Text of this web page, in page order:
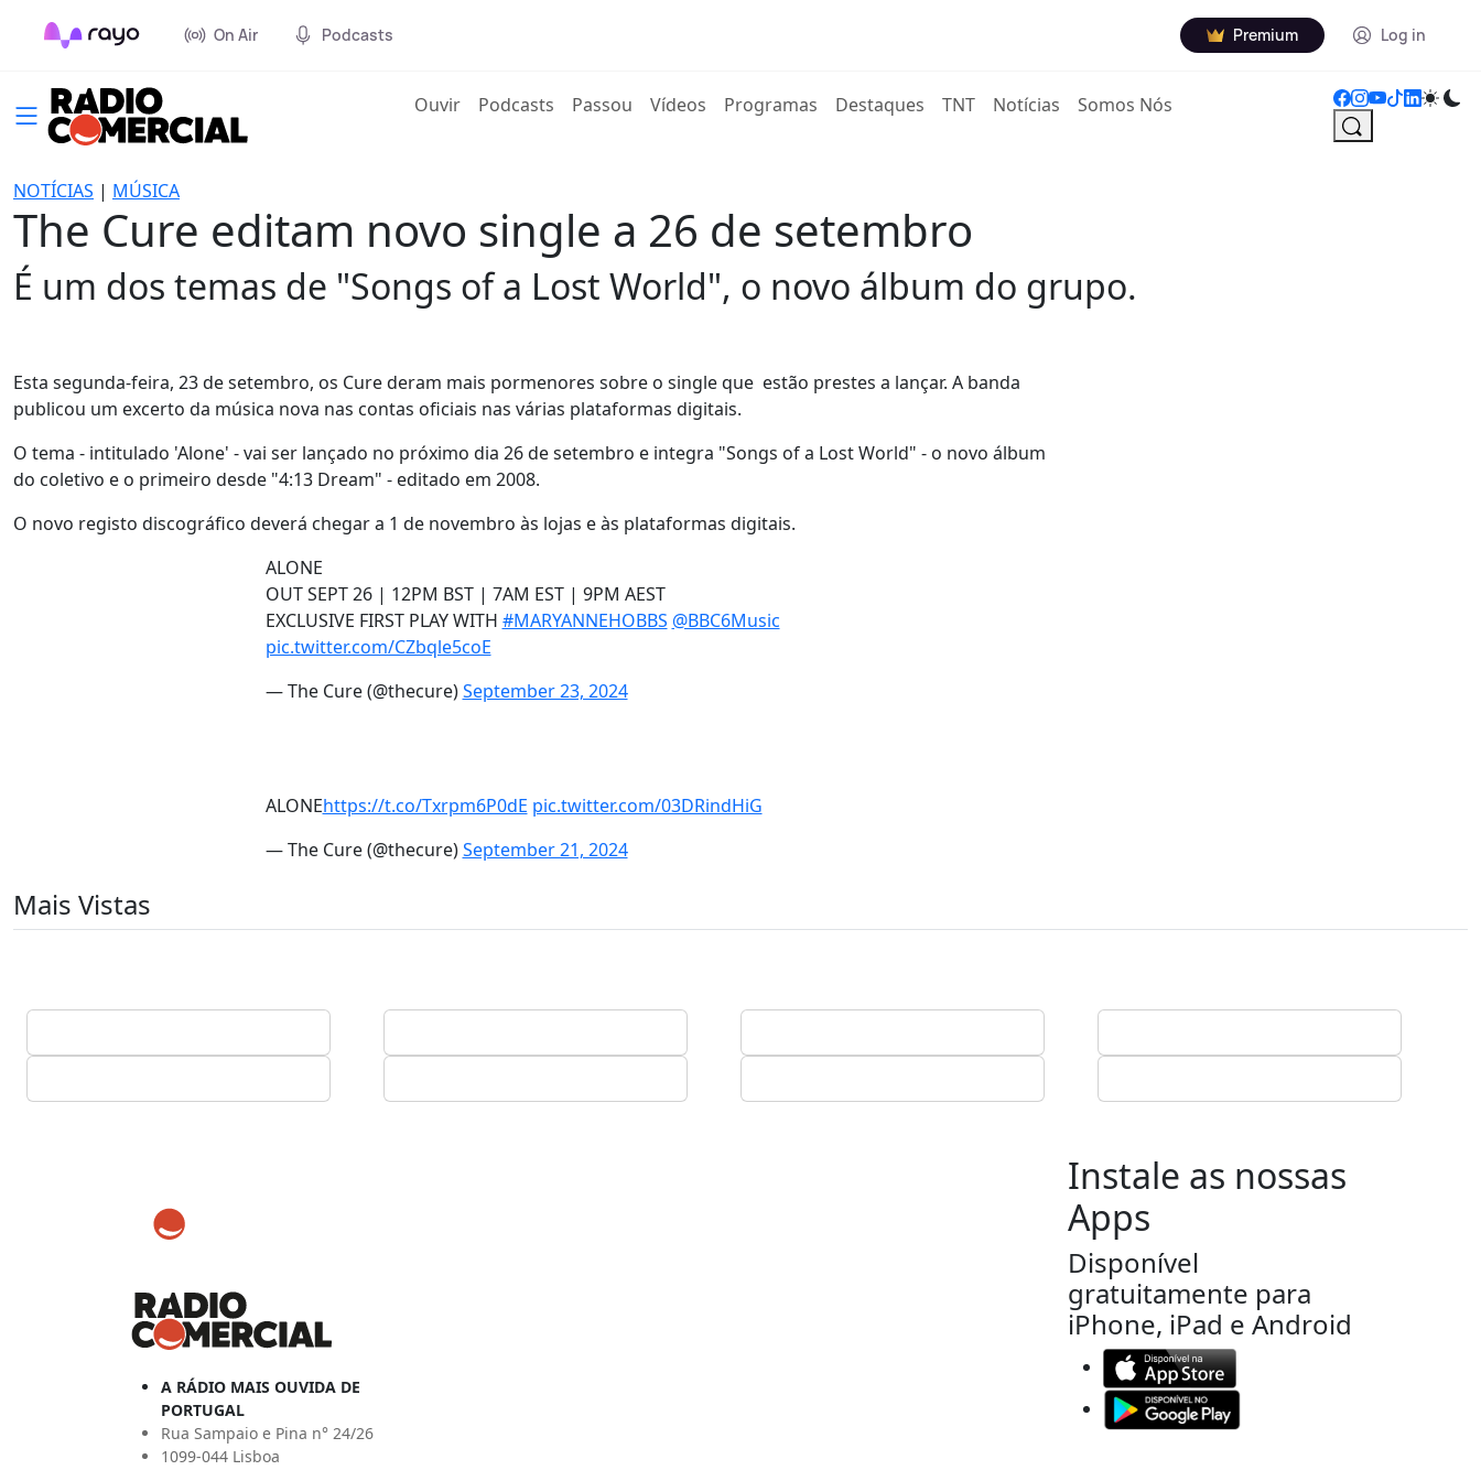
On Air Podcasts Premium Log in
Ouvir(current)
Podcasts Passou Vídeos Programas Destaques TNT Notícias Somos Nós
NOTÍCIAS | MÚSICA
The Cure editam novo single a 26 de setembro
É um dos temas de "Songs of a Lost World", o novo álbum do grupo.
Esta segunda-feira, 23 de setembro, os Cure deram mais pormenores sobre o single que estão prestes a lançar. A banda
publicou um excerto da música nova nas contas oficiais nas várias plataformas digitais.
O tema - intitulado 'Alone' - vai ser lançado no próximo dia 26 de setembro e integra "Songs of a Lost World" - o novo álbum
do coletivo e o primeiro desde "4:13 Dream" - editado em 2008.
O novo registo discográfico deverá chegar a 1 de novembro às lojas e às plataformas digitais.
ALONE
OUT SEPT 26 | 12PM BST | 7AM EST | 9PM AEST
EXCLUSIVE FIRST PLAY WITH #MARYANNEHOBBS @BBC6Music
pic.twitter.com/CZbqle5coE
— The Cure (@thecure)September 23, 2024
ALONEhttps://t.co/Txrpm6P0dE pic.twitter.com/03DRindHiG
— The Cure (@thecure)September 21, 2024
Mais Vistas
A RÁDIO MAIS OUVIDA DE
PORTUGAL
Rua Sampaio e Pina n° 24/26
1099-044 Lisboa
Instale as nossas
Apps
Disponível
gratuitamente para
iPhone, iPad e Android